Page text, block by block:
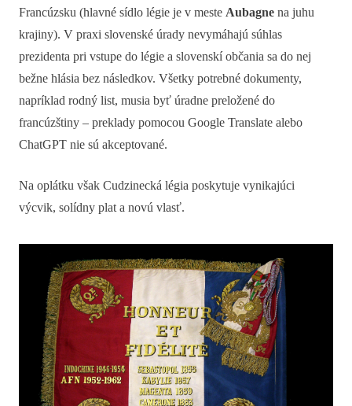
Francúzsku (hlavné sídlo légie je v meste Aubagne na juhu
krajiny). V praxi slovenské úrady nevymáhajú súhlas
prezidenta pri vstupe do légie a slovenskí občania sa do nej
bežne hlásia bez následkov. Všetky potrebné dokumenty,
napríklad rodný list, musia byť úradne preložené do
francúzštiny – preklady pomocou Google Translate alebo
ChatGPT nie sú akceptované.
Na oplátku však Cudzinecká légia poskytuje vynikajúci
výcvik, solídny plat a novú vlasť.